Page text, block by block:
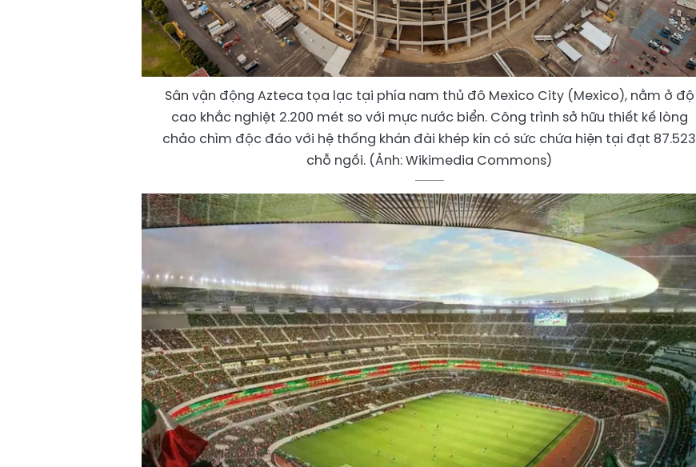
Sân vận động Azteca tọa lạc tại phía nam thủ đô Mexico City (Mexico), nằm ở độ
cao khắc nghiệt 2.200 mét so với mực nước biển. Công trình sở hữu thiết kế lòng
chảo chìm độc đáo với hệ thống khán đài khép kín có sức chứa hiện tại đạt 87.523
chỗ ngồi. (Ảnh: Wikimedia Commons)